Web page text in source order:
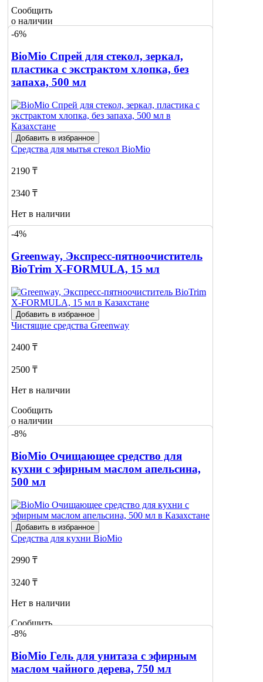
Сообщить
о наличии
-6%
BioMio Спрей для стекол, зеркал,
пластика с экстрактом хлопка, без
запаха, 500 мл
Добавить в избранное
Средства для мытья стекол BioMio
2190 ₸
2340 ₸
Нет в наличии
Сообщить
-4%
Greenway, Экспресс-пятноочиститель
BioTrim X-FORMULA, 15 мл
Добавить в избранное
Чистящие средства Greenway
2400 ₸
2500 ₸
Нет в наличии
Сообщить
о наличии
-8%
BioMio Очищающее средство для
кухни с эфирным маслом апельсина,
500 мл
Добавить в избранное
Средства для кухни BioMio
2990 ₸
3240 ₸
Нет в наличии
Сообщить
о наличии
-8%
BioMio Гель для унитаза с эфирным
маслом чайного дерева, 750 мл